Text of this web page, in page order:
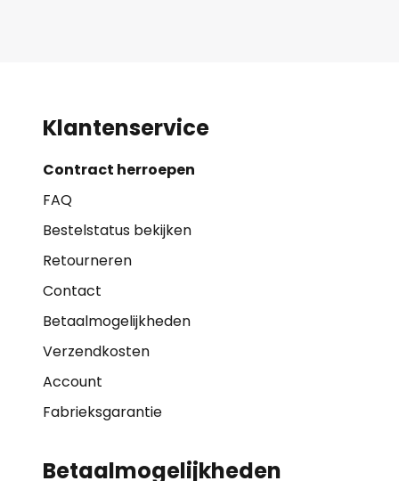
Klantenservice
Contract herroepen
FAQ
Bestelstatus bekijken
Retourneren
Contact
Betaalmogelijkheden
Verzendkosten
Account
Fabrieksgarantie
Betaalmogelijkheden